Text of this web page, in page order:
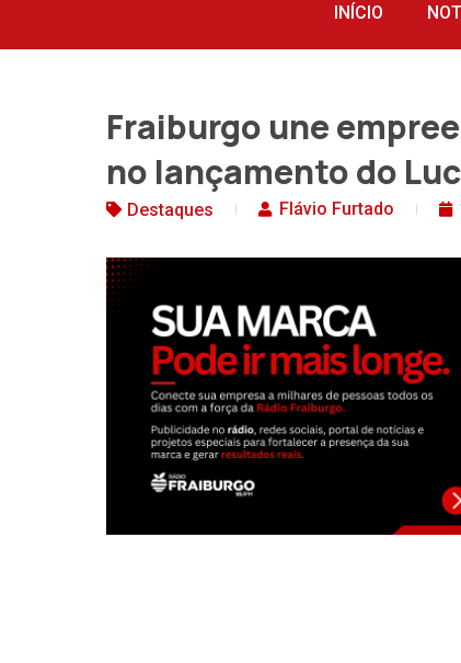
INÍCIO
Fraiburgo une
no lançamento do
Destaques Flávio Furtado